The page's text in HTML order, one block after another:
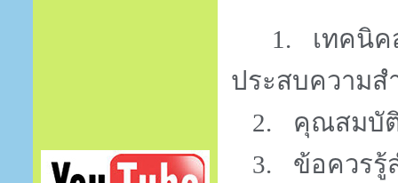
1.
เทคนิ
ประสบความส
2.
คุณสมบัติ
3.
ข้อควรรู้